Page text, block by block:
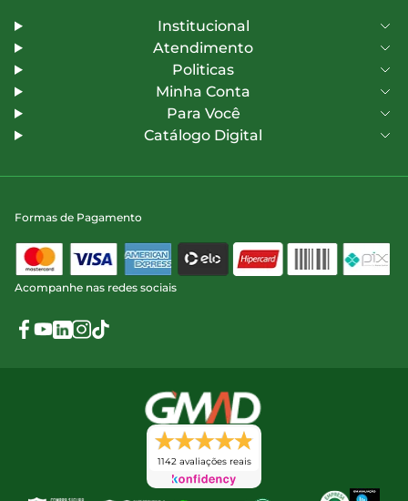
Institucional
Atendimento
Politicas
Minha Conta
Para Você
Catálogo Digital
Formas de Pagamento
Acompanhe nas redes sociais
1142 avaliações reais